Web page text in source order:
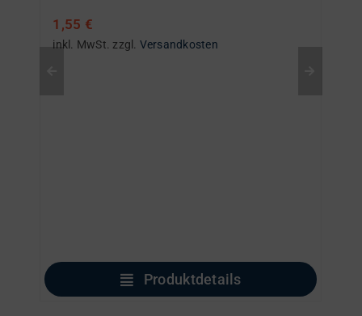
1,55 €
inkl. MwSt. zzgl. Versandkosten
Produktdetails